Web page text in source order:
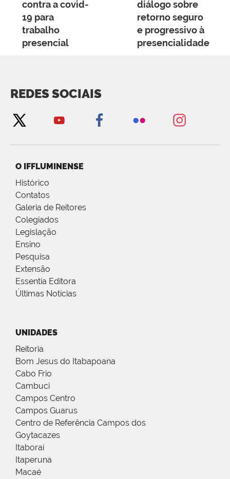
contra a covid-
19 para
trabalho
presencial
diálogo sobre
retorno seguro
e progressivo à
presencialidade
REDES SOCIAIS
O IFFLUMINENSE
Histórico
Contatos
Galeria de Reitores
Colegiados
Legislação
Ensino
Pesquisa
Extensão
Essentia Editora
Últimas Notícias
UNIDADES
Reitoria
Bom Jesus do Itabapoana
Cabo Frio
Cambuci
Campos Centro
Campos Guarus
Centro de Referência Campos dos
Goytacazes
Itaboraí
Itaperuna
Macaé